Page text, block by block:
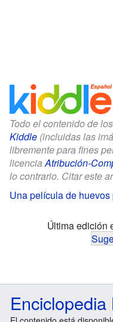
Todo el contenido de
Kiddle (incluidas las
libremente para fines
licenciaAtribución-
lo contrario. Citar este
Una película de
Última edición
Enciclopedia